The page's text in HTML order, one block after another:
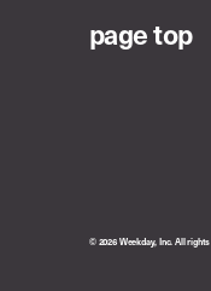
page top
© 2026 Weekday, Inc. All